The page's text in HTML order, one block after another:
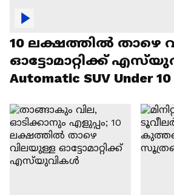
10 ലക്ഷത്തിൽ താഴെ
ഓട്ടോമാറ്റിക്ക്
Automatic SUV Under